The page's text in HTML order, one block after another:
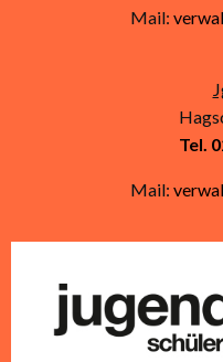
Mail:
Tel.
Mail: